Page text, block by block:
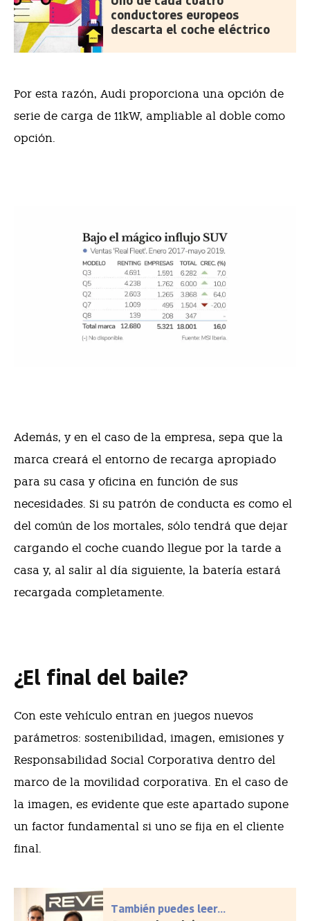
conductores europeos
descarta el coche eléctrico
Por esta razón, Audi proporciona una opción de
serie de carga de 11kW, ampliable al doble como
opción.
Además, y en el caso de la empresa, sepa que la
marca creará el entorno de recarga apropiado
para su casa y oficina en función de sus
necesidades. Si su patrón de conducta es como el
del común de los mortales, sólo tendrá que dejar
cargando el coche cuando llegue por la tarde a
casa y, al salir al día siguiente, la batería estará
recargada completamente.
¿El final del baile?
Con este vehículo entran en juegos nuevos
parámetros: sostenibilidad, imagen, emisiones y
Responsabilidad Social Corporativa dentro del
marco de la movilidad corporativa. En el caso de
la imagen, es evidente que este apartado supone
un factor fundamental si uno se fija en el cliente
final.
También puedes leer...